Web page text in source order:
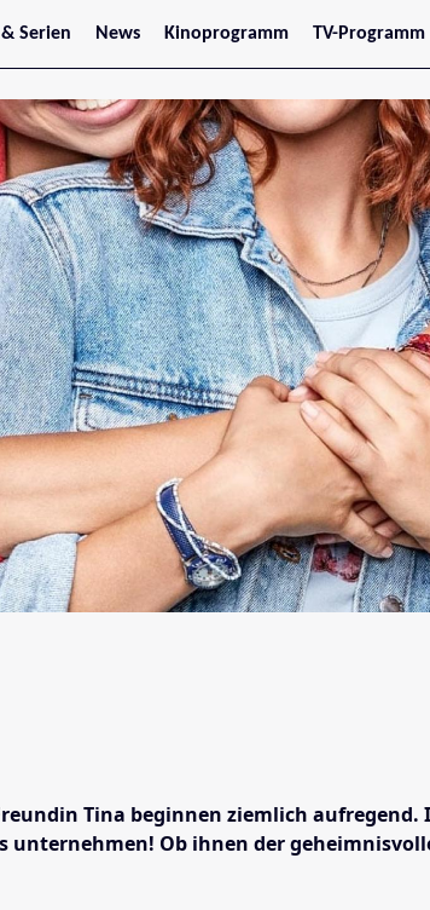
Serien News
Stars
Kinoprogramm
Jetzt im Kino
Wien
Niederösterreich
Oberösterreich
Steiermark
Burgenland
Kärnten
Salzburg
Tirol
Vorarlberg
TV-Programm
Tina beginnen ziemlich
unternehmen! Ob ihnen der